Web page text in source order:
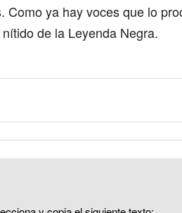
Como ya hay voces que lo
de la Leyenda Negra.